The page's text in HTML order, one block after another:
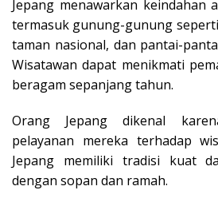
Jepang menawarkan keindahan
termasuk gunung-gunung
taman nasional, dan pantai-
Wisatawan dapat menikmati
beragam sepanjang tahun.
Orang Jepang dikenal
pelayanan mereka terhadap
Jepang memiliki tradisi kuat
dengan sopan dan ramah.